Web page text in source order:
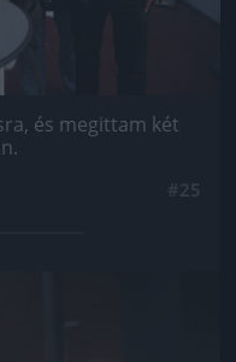
és megittam két